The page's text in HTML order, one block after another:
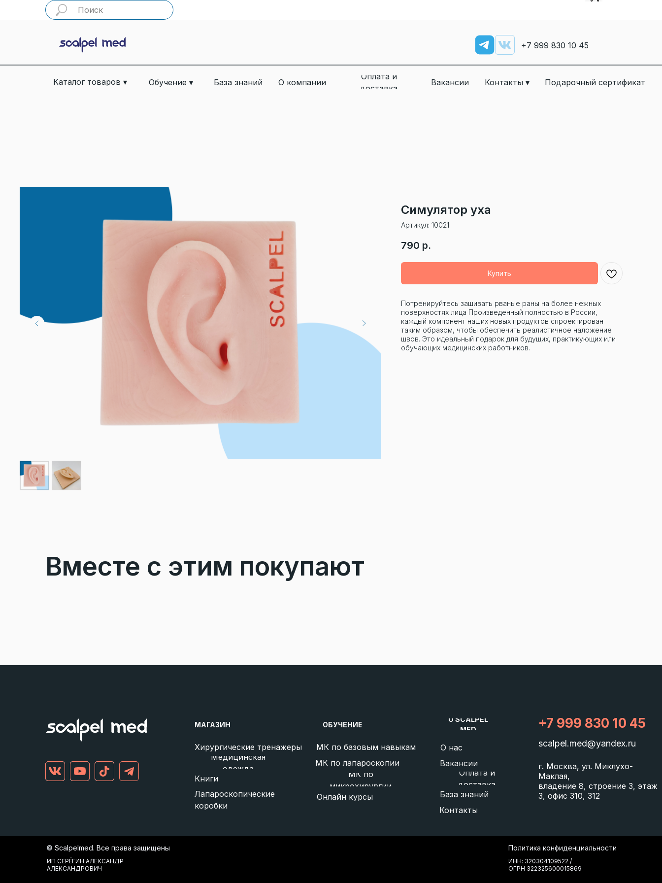
+7 999 830 10 45
Контакты ▾
Вакансии
Каталог товаров ▾ Обучение ▾ База знаний О компании
Оплата и
доставка
Подарочный сертификат
Симулятор уха
Артикул: 10021
790 р.
Купить
Потренируйтесь зашивать рваные раны на более нежных
поверхностях лица Произведенный полностью в России,
каждый компонент наших новых продуктов спроектирован
таким образом, чтобы обеспечить реалистичное наложение
швов. Это идеальный подарок для будущих, практикующих или
обучающих медицинских работников.
Вместе с этим покупают
scalpel.med@yandex.ru
+7 999 830 10 45
г. Москва, ул. Миклухо-
Маклая,
владение 8, строение 3, этаж
3, офис 310, 312
Политика конфиденциальности
© Scalpelmed. Все права защищены
ИП СЕРЁГИН АЛЕКСАНДР
АЛЕКСАНДРОВИЧ
ИНН: 320304109522 /
ОГРН 322325600015869
O SCALPEL
MED
ОБУЧЕНИЕ
МАГАЗИН
Контакты
База знаний
Медицинская
одежда
Книги
Хирургические тренажеры
Оплата и
доставка
Вакансии
Онлайн курсы
О нас
Лапароскопические
коробки
МК по базовым навыкам
МК по
микрохирургии
МК по лапароскопии